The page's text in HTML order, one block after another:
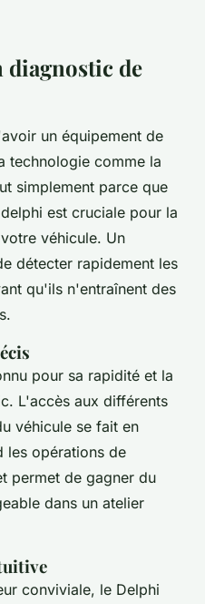
de
un équipement de
technologie comme la
simplement parce que
est cruciale pour la
véhicule. Un
détecter rapidement les
qu'ils n'entraînent des
pour sa rapidité et la
L'accès aux différents
véhicule se fait en
les opérations de
permet de gagner du
dans un atelier
conviviale, le Delphi